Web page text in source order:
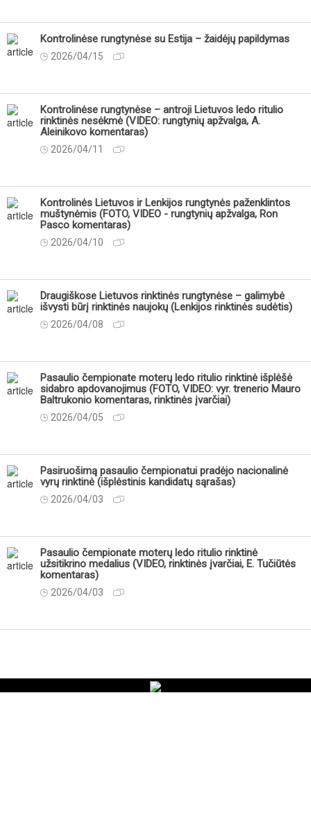
Kontrolinėse rungtynėse su Estija – žaidėjų papildymas
2026/04/15
Kontrolinėse rungtynėse – antroji Lietuvos ledo ritulio
rinktinės nesėkmė (VIDEO: rungtynių apžvalga, A.
Aleinikovo komentaras)
2026/04/11
Kontrolinės Lietuvos ir Lenkijos rungtynės paženklintos
muštynėmis (FOTO, VIDEO - rungtynių apžvalga, Ron
Pasco komentaras)
2026/04/10
Draugiškose Lietuvos rinktinės rungtynėse – galimybė
išvysti būrį rinktinės naujokų (Lenkijos rinktinės sudėtis)
2026/04/08
Pasaulio čempionate moterų ledo ritulio rinktinė išplėšė
sidabro apdovanojimus (FOTO, VIDEO: vyr. trenerio Mauro
Baltrukonio komentaras, rinktinės įvarčiai)
2026/04/05
Pasiruošimą pasaulio čempionatui pradėjo nacionalinė
vyrų rinktinė (išplėstinis kandidatų sąrašas)
2026/04/03
Pasaulio čempionate moterų ledo ritulio rinktinė
užsitikrino medalius (VIDEO, rinktinės įvarčiai, E. Tučiūtės
komentaras)
2026/04/03